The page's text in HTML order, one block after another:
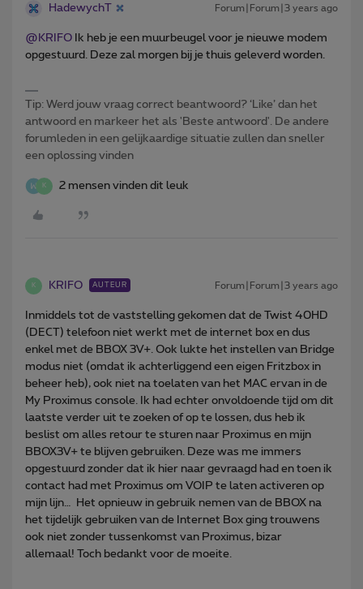
HadewychT Forum|Forum|3 years ago
@KRIFO Ik heb je een muurbeugel voor je nieuwe modem
opgestuurd. Deze zal morgen bij je thuis geleverd worden.
Tip: Werd jouw vraag correct beantwoord? ‘Like’ dan het
antwoord en markeer het als 'Beste antwoord'. De andere
forumleden in een gelijkaardige situatie zullen dan sneller
een oplossing vinden
K 2 mensen vinden dit leuk
K KRIFO AUTEUR Forum|Forum|3 years ago
Inmiddels tot de vaststelling gekomen dat de Twist 40HD
(DECT) telefoon niet werkt met de internet box en dus
enkel met de BBOX 3V+. Ook lukte het instellen van Bridge
modus niet (omdat ik achterliggend een eigen Fritzbox in
beheer heb), ook niet na toelaten van het MAC ervan in de
My Proximus console. Ik had echter onvoldoende tijd om dit
laatste verder uit te zoeken of op te lossen, dus heb ik
beslist om alles retour te sturen naar Proximus en mijn
BBOX3V+ te blijven gebruiken. Deze was me immers
opgestuurd zonder dat ik hier naar gevraagd had en toen ik
contact had met Proximus om VOIP te laten activeren op
mijn lijn… Het opnieuw in gebruik nemen van de BBOX na
het tijdelijk gebruiken van de Internet Box ging trouwens
ook niet zonder tussenkomst van Proximus, bizar
allemaal! Toch bedankt voor de moeite.